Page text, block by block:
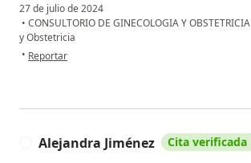
27 de julio de 2024
• CONSULTORIO DE GINECOLOGIA Y OBSTETRICIA
y Obstetricia
• en opinión del usuario Jessica Barrera
Reportar
Alejandra Jiménez Cita verificada